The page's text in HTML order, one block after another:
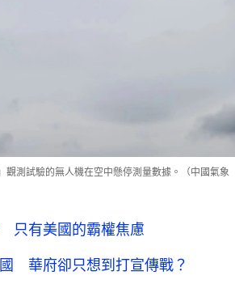
觀測試驗的無人機在空中懸停測量數據。（中國氣象
只有美國的霸權焦慮
華府卻只想到打宣傳戰？